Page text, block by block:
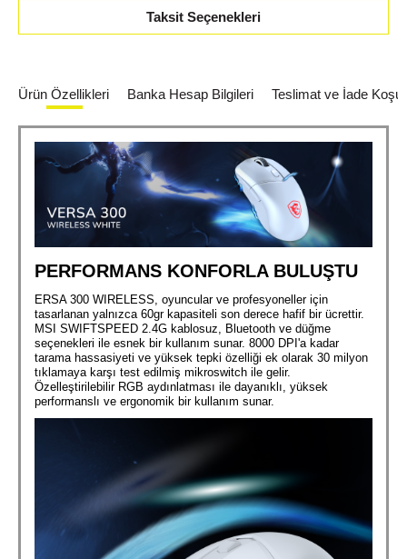
Taksit Seçenekleri
Ürün Özellikleri Banka Hesap Bilgileri Teslimat ve İade
PERFORMANS KONFORLA BULUŞTU
ERSA 300 WIRELESS, oyuncular ve profesyoneller için
tasarlanan yalnızca 60gr kapasiteli son derece hafif bir ücrettir.
MSI SWIFTSPEED 2.4G kablosuz, Bluetooth ve düğme
seçenekleri ile esnek bir kullanım sunar. 8000 DPI'a kadar
tarama hassasiyeti ve yüksek tepki özelliği ek olarak 30 milyon
tıklamaya karşı test edilmiş mikroswitch ile gelir.
Özelleştirilebilir RGB aydınlatması ile dayanıklı, yüksek
performanslı ve ergonomik bir kullanım sunar.